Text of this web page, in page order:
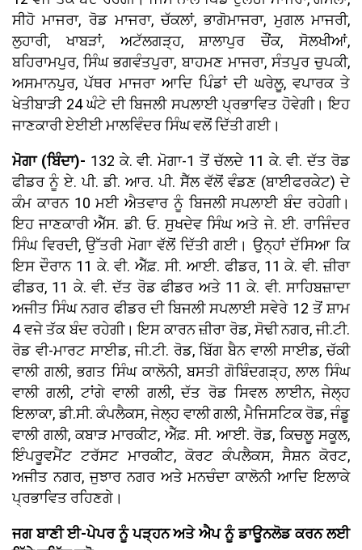
ਸੀਹੋ ਮਾਜਰਾ, ਰੋਡ ਮਾਜਰਾ, ਚੱਕਲਾਂ, ਭਾਗੋਮਾਜਰਾ, ਮੁਗਲ ਮਾਜਰੀ,
ਲੁਹਾਰੀ, ਖਾਬੜਾਂ, ਅਟੱਲਗੜ੍ਹ, ਸ਼ਾਲਾਪੁਰ ਚੌਂਕ, ਸੋਲਖੀਆਂ,
ਬਹਿਰਾਮਪੁਰ, ਸਿੰਘ ਭਗਵੰਤਪੁਰਾ, ਬਾਹਮਣ ਮਾਜਰਾ, ਸੰਤਪੁਰ ਚੁਪਕੀ,
ਅਸਮਾਨਪੁਰ, ਪੱਥਰ ਮਾਜਰਾ ਆਦਿ ਪਿੰਡਾਂ ਦੀ ਘਰੇਲੂ, ਵਪਾਰਕ ਤੇ
ਖੇਤੀਬਾੜੀ 24 ਘੰਟੇ ਦੀ ਬਿਜਲੀ ਸਪਲਾਈ ਪ੍ਰਭਾਵਿਤ ਹੋਵੇਗੀ। ਇਹ
ਜਾਣਕਾਰੀ ਏਈਈ ਮਾਲਵਿੰਦਰ ਸਿੰਘ ਵਲੋਂ ਦਿੱਤੀ ਗਈ।
ਮੋਗਾ (ਬਿੰਦਾ)- 132 ਕੇ. ਵੀ. ਮੋਗਾ-1 ਤੋਂ ਚੱਲਦੇ 11 ਕੇ. ਵੀ. ਦੱਤ ਰੋਡ
ਫੀਡਰ ਨੂੰ ਏ. ਪੀ. ਡੀ. ਆਰ. ਪੀ. ਸੈੱਲ ਵੱਲੋਂ ਵੰਡਣ (ਬਾਈਫਰਕੇਟ) ਦੇ
ਕੰਮ ਕਾਰਨ 10 ਮਈ ਐਤਵਾਰ ਨੂੰ ਬਿਜਲੀ ਸਪਲਾਈ ਬੰਦ ਰਹੇਗੀ।
ਇਹ ਜਾਣਕਾਰੀ ਐੱਸ. ਡੀ. ਓ. ਸੁਖਦੇਵ ਸਿੰਘ ਅਤੇ ਜੇ. ਈ. ਰਾਜਿੰਦਰ
ਸਿੰਘ ਵਿਰਦੀ, ਉੱਤਰੀ ਮੋਗਾ ਵੱਲੋਂ ਦਿੱਤੀ ਗਈ। ਉਨ੍ਹਾਂ ਦੱਸਿਆ ਕਿ
ਇਸ ਦੌਰਾਨ 11 ਕੇ. ਵੀ. ਐੱਫ਼. ਸੀ. ਆਈ. ਫੀਡਰ, 11 ਕੇ. ਵੀ. ਜ਼ੀਰਾ
ਫੀਡਰ, 11 ਕੇ. ਵੀ. ਦੱਤ ਰੋਡ ਫੀਡਰ ਅਤੇ 11 ਕੇ. ਵੀ. ਸਾਹਿਬਜ਼ਾਦਾ
ਅਜੀਤ ਸਿੰਘ ਨਗਰ ਫੀਡਰ ਦੀ ਬਿਜਲੀ ਸਪਲਾਈ ਸਵੇਰੇ 12 ਤੋਂ ਸ਼ਾਮ
4 ਵਜੇ ਤੱਕ ਬੰਦ ਰਹੇਗੀ। ਇਸ ਕਾਰਨ ਜ਼ੀਰਾ ਰੋਡ, ਸੋਢੀ ਨਗਰ, ਜੀ.ਟੀ.
ਰੋਡ ਵੀ-ਮਾਰਟ ਸਾਈਡ, ਜੀ.ਟੀ. ਰੋਡ, ਬਿੱਗ ਬੈਨ ਵਾਲੀ ਸਾਈਡ, ਚੱਕੀ
ਵਾਲੀ ਗਲੀ, ਭਗਤ ਸਿੰਘ ਕਾਲੋਨੀ, ਬਸਤੀ ਗੋਬਿੰਦਗੜ੍ਹ, ਲਾਲ ਸਿੰਘ
ਵਾਲੀ ਗਲੀ, ਟਾਂਗੇ ਵਾਲੀ ਗਲੀ, ਦੱਤ ਰੋਡ ਸਿਵਲ ਲਾਈਨ, ਜੇਲ੍ਹ
ਇਲਾਕਾ, ਡੀ.ਸੀ. ਕੰਪਲੈਕਸ, ਜੇਲ੍ਹ ਵਾਲੀ ਗਲੀ, ਮੈਜਿਸਟਿਕ ਰੋਡ, ਜੰਡੂ
ਵਾਲੀ ਗਲੀ, ਕਬਾੜ ਮਾਰਕੀਟ, ਐੱਫ਼. ਸੀ. ਆਈ. ਰੋਡ, ਕਿਚਲੂ ਸਕੂਲ,
ਇੰਪਰੂਵਮੈਂਟ ਟਰੱਸਟ ਮਾਰਕੀਟ, ਕੋਰਟ ਕੰਪਲੈਕਸ, ਸੈਸ਼ਨ ਕੋਰਟ,
ਅਜੀਤ ਨਗਰ, ਜੁਝਾਰ ਨਗਰ ਅਤੇ ਮਨਚੰਦਾ ਕਾਲੋਨੀ ਆਦਿ ਇਲਾਕੇ
ਪ੍ਰਭਾਵਿਤ ਰਹਿਣਗੇ।
ਜਗ ਬਾਣੀ ਈ-ਪੇਪਰ ਨੂੰ ਪੜ੍ਹਨ ਅਤੇ ਐਪ ਨੂੰ ਡਾਊਨਲੋਡ ਕਰਨ ਲਈ